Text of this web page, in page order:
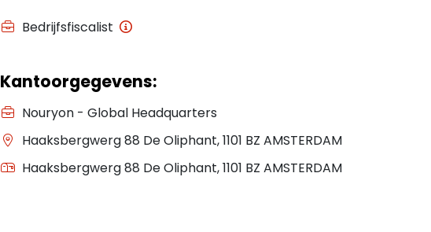
Bedrijfsfiscalist
Kantoorgegevens:
Nouryon - Global Headquarters
Haaksbergwerg 88 De Oliphant, 1101 BZ AMSTERDAM
Haaksbergwerg 88 De Oliphant, 1101 BZ AMSTERDAM